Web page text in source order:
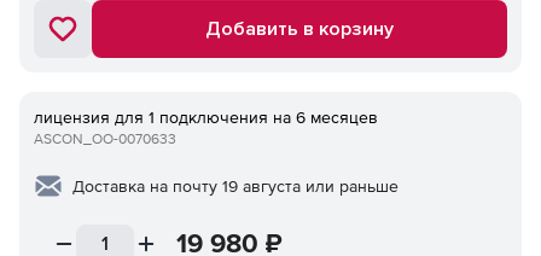
Добавить в корзину
лицензия для 1 подключения на 6 месяцев
ASCON_ОО-0070633
Доставка на почту 19 августа или раньше
19 980 ₽